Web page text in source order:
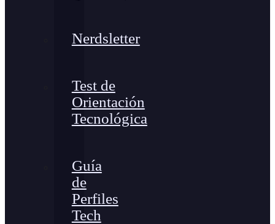
Nerdsletter
Test de
Orientación
Tecnológica
Guía
de
Perfiles
Tech